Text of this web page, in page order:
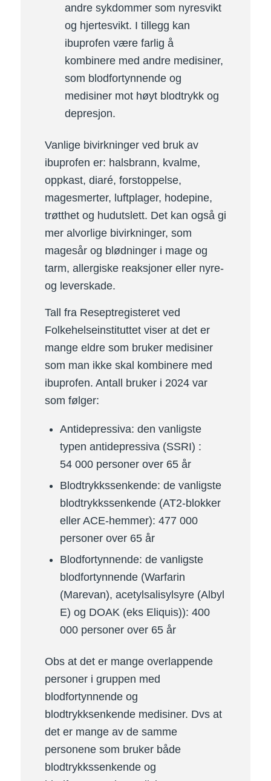
andre sykdommer som nyresvikt
og hjertesvikt. I tillegg kan
ibuprofen være farlig å
kombinere med andre medisiner,
som blodfortynnende og
medisiner mot høyt blodtrykk og
depresjon.
Vanlige bivirkninger ved bruk av
ibuprofen er: halsbrann, kvalme,
oppkast, diaré, forstoppelse,
magesmerter, luftplager, hodepine,
trøtthet og hudutslett. Det kan også gi
mer alvorlige bivirkninger, som
magesår og blødninger i mage og
tarm, allergiske reaksjoner eller nyre-
og leverskade.
Tall fra Reseptregisteret ved
Folkehelseinstituttet viser at det er
mange eldre som bruker medisiner
som man ikke skal kombinere med
ibuprofen. Antall bruker i 2024 var
som følger:
Antidepressiva: den vanligste
typen antidepressiva (SSRI) :
54 000 personer over 65 år
Blodtrykkssenkende: de vanligste
blodtrykkssenkende (AT2-blokker
eller ACE-hemmer): 477 000
personer over 65 år
Blodfortynnende: de vanligste
blodfortynnende (Warfarin
(Marevan), acetylsalisylsyre (Albyl
E) og DOAK (eks Eliquis)): 400
000 personer over 65 år
Obs at det er mange overlappende
personer i gruppen med
blodfortynnende og
blodtrykksenkende medisiner. Dvs at
det er mange av de samme
personene som bruker både
blodtrykkssenkende og